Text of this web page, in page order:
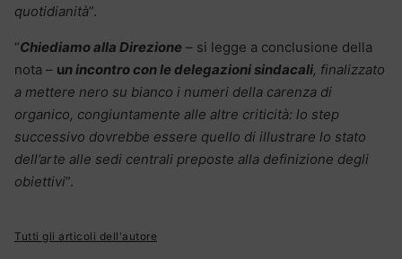
quotidianità”.
“Chiediamo alla Direzione – si legge a conclusione della
nota – un incontro con le delegazioni sindacali, finalizzato
a mettere nero su bianco i numeri della carenza di
organico, congiuntamente alle altre criticità: lo step
successivo dovrebbe essere quello di illustrare lo stato
dell’arte alle sedi centrali preposte alla definizione degli
obiettivi”.
Tutti gli articoli dell'autore